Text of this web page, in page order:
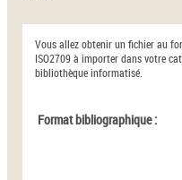
Vous allez obtenir un fichier au
ISO2709 à importer dans votre
bibliothèque informatisé.
Format bibliographique :